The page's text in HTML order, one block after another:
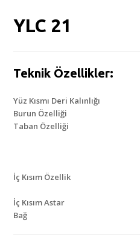
YLC 21
Teknik Özellikler:
Yüz Kısmı Deri Kalınlığı
Burun Özelliği
Taban Özelliği
İç Kısım Özellik
İç Kısım Astar
Bağ